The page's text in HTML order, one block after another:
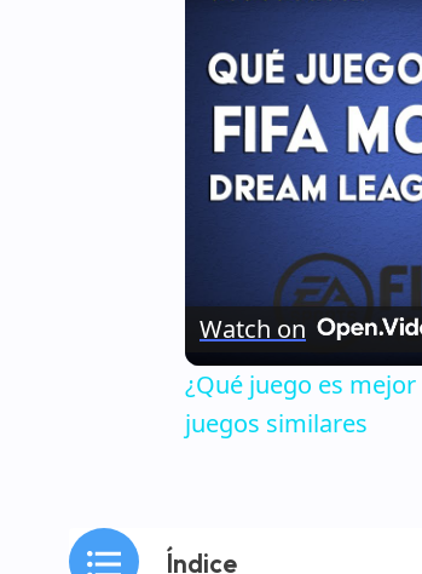
Watch on
¿Qué juego es mejor
juegos similares
Índice